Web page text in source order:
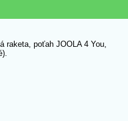
raketa, poťah JOOLA 4 You,